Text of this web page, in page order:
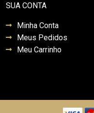
SUA CONTA
Minha Conta
Meus Pedidos
Meu Carrinho